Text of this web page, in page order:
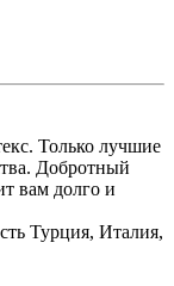
Только лучшие
Добротный
вам долго и
Турция, Италия,